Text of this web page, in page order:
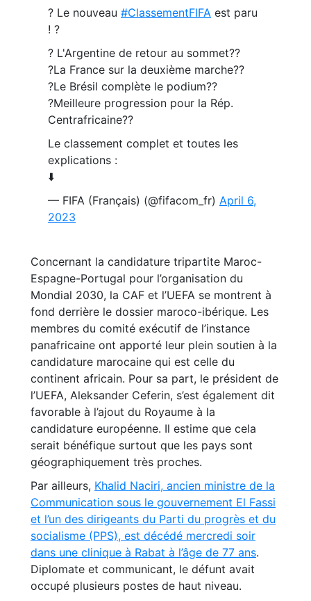
? Le nouveau #ClassementFIFA est paru
! ?
? L'Argentine de retour au sommet??
?La France sur la deuxième marche??
?Le Brésil complète le podium??
?Meilleure progression pour la Rép.
Centrafricaine??
Le classement complet et toutes les
explications :
⬇️
— FIFA (Français) (@fifacom_fr) April 6,
2023
Concernant la candidature tripartite Maroc-
Espagne-Portugal pour l’organisation du
Mondial 2030, la CAF et l’UEFA se montrent à
fond derrière le dossier maroco-ibérique. Les
membres du comité exécutif de l’instance
panafricaine ont apporté leur plein soutien à la
candidature marocaine qui est celle du
continent africain. Pour sa part, le président de
l’UEFA, Aleksander Ceferin, s’est également dit
favorable à l’ajout du Royaume à la
candidature européenne. Il estime que cela
serait bénéfique surtout que les pays sont
géographiquement très proches.
Par ailleurs, Khalid Naciri, ancien ministre de la
Communication sous le gouvernement El Fassi
et l’un des dirigeants du Parti du progrès et du
socialisme (PPS), est décédé mercredi soir
dans une clinique à Rabat à l’âge de 77 ans.
Diplomate et communicant, le défunt avait
occupé plusieurs postes de haut niveau.